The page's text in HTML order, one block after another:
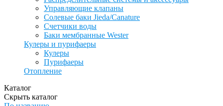
Управляющие клапаны
Солевые баки Jieda/Canature
Счетчики воды
Баки мембранные Wester
Кулеры и пурифаеры
Кулеры
Пурифаеры
Отопление
Каталог
Скрыть каталог